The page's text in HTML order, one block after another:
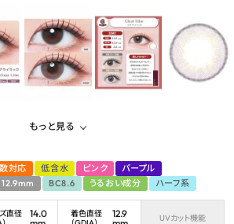
もっと見る
対応 低含水 ピンク
パープル
BC8.6 うるおい成分 ハーフ系
直径
14.0
着色直径
12.9
UVカット機能